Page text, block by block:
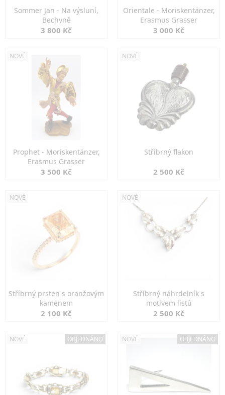
Sommer Jan - Na výsluní,
Bechyně
3 800 Kč
Orientale - Moriskentänzer,
Erasmus Grasser
3 000 Kč
NOVÉ
Prophet - Moriskentänzer,
Erasmus Grasser
3 500 Kč
NOVÉ
Stříbrný flakon
2 500 Kč
NOVÉ
Stříbrný prsten s oranžovým
kamenem
2 100 Kč
NOVÉ
Stříbrný náhrdelník s
motivem listů
2 500 Kč
NOVÉ OBJEDNÁNO NOVÉ OBJEDNÁNO